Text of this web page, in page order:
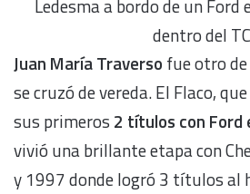
Ledesma a bordo de un Ford
dentro del
Juan María Traverso fue otro
se cruzó de vereda. El Flaco,
sus primeros 2 títulos con
vivió una brillante etapa con
y 1997 donde logró 3 títulos al